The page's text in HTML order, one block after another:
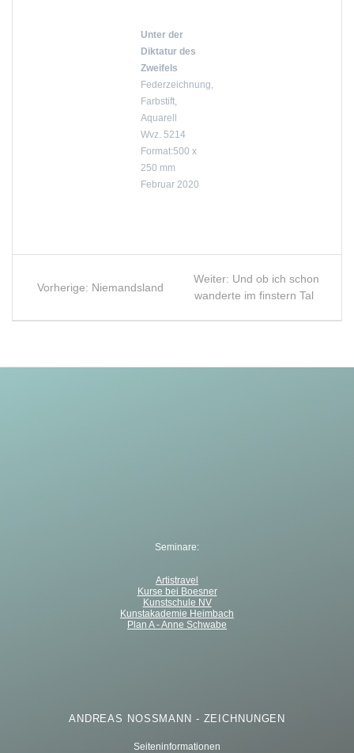
Unter der
Diktatur des
Zweifels
Federzeichnung,
Farbstift,
Aquarell
Wvz. 5214
Format:500 x
250 mm
Februar 2020
Beitragsnavigation
Vorherige: Vorheriger
Niemandsland
Weiter: Nächster
Beitrag:
Und ob ich schon
wanderte im finstern Tal
ANDREAS NOSSMANN - ZEICHNUNGEN
Seiteninformationen
Seminare:
Artistravel
Kurse bei Boesner
Kunstschule NV
Kunstakademie Heimbach
Plan A - Anne Schwabe